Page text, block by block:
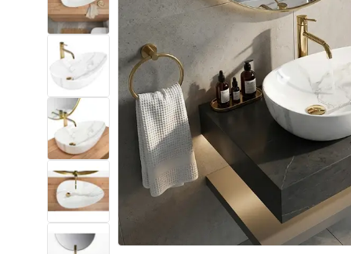
WC školjke
Umivaonici
Kade i paravani
Miješalice, pipe, slavine
Tuševi
Kuhinja